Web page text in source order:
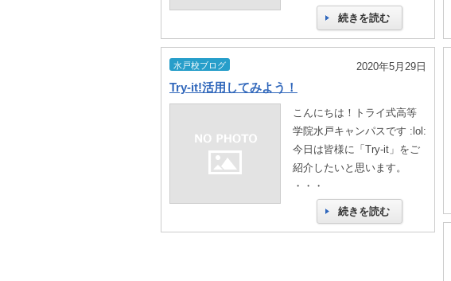
続きを読む
水戸校ブログ 2020年5月29日
Try-it!活用してみよう！
こんにちは！トライ式高等
学院水戸キャンパスです :lol:
今日は皆様に「Try-it」をご
紹介したいと思います。
・・・
続きを読む